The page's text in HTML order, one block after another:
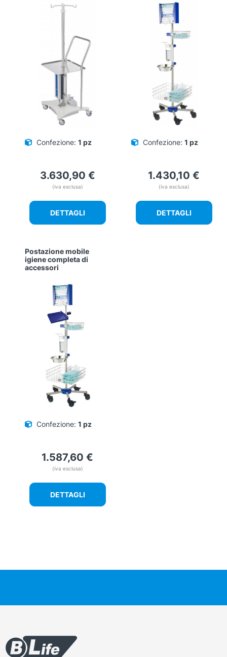
Confezione: 1 pz
3.630,90 €
(iva esclusa)
DETTAGLI
Confezione: 1 pz
1.430,10 €
(iva esclusa)
DETTAGLI
Postazione mobile
igiene completa di
accessori
Confezione: 1 pz
1.587,60 €
(iva esclusa)
DETTAGLI